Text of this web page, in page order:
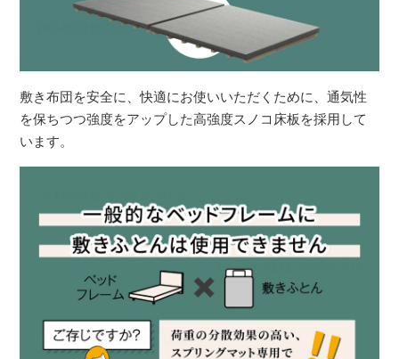
敷き布団を安全に、快適にお使いいただくために、通気性
を保ちつつ強度をアップした高強度スノコ床板を採用して
います。